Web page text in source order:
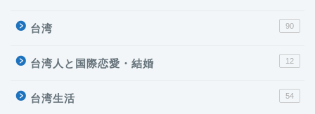
台湾 90
台湾人と国際恋愛・結婚 12
台湾生活 54